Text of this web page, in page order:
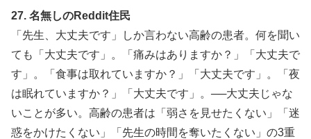
27. 名無しのReddit住民
「先生、大丈夫です」しか言わない高齢の患者。何を聞い
ても「大丈夫です」。「痛みはありますか？」「大丈夫で
す」。「食事は取れていますか？」「大丈夫です」。「夜
は眠れていますか？」「大丈夫です」。──大丈夫じゃな
いことが多い。高齢の患者は「弱さを見せたくない」「迷
惑をかけたくない」「先生の時間を奪いたくない」の3重